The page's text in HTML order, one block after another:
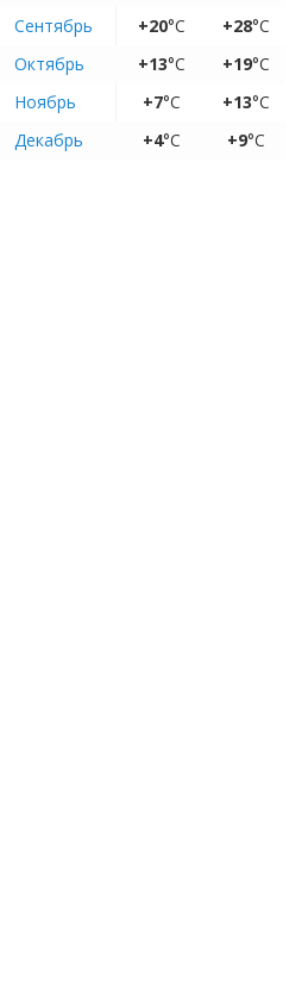
Сентябрь
+20°C +28°C
Октябрь
+13°C +19°C
Ноябрь
+7°C +13°C
Декабрь
+4°C +9°C